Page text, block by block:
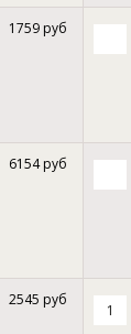
1759 руб
6154 руб
2545 руб